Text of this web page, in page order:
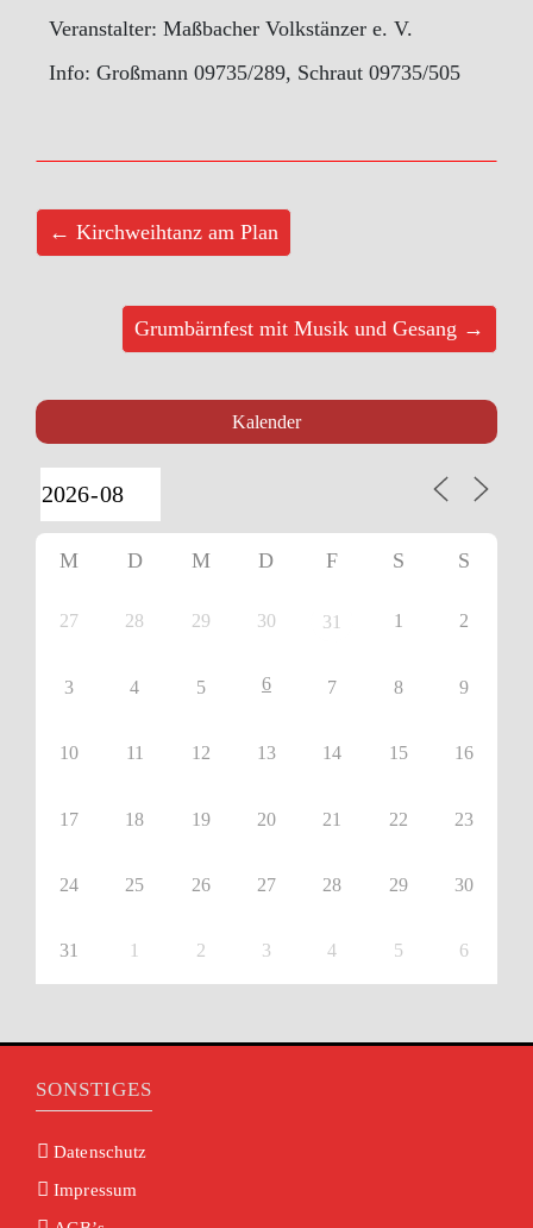
Veranstalter: Maßbacher Volkstänzer e. V.
Info: Großmann 09735/289, Schraut 09735/505
← Kirchweihtanz am Plan
Grumbärnfest mit Musik und Gesang →
Kalender
M D M D F S S
27 28 29 30 31 1 2
3 4 5 6 7 8 9
10 11 12 13 14 15 16
17 18 19 20 21 22 23
24 25 26 27 28 29 30
31 1 2 3 4 5 6
SONSTIGES
Datenschutz
Impressum